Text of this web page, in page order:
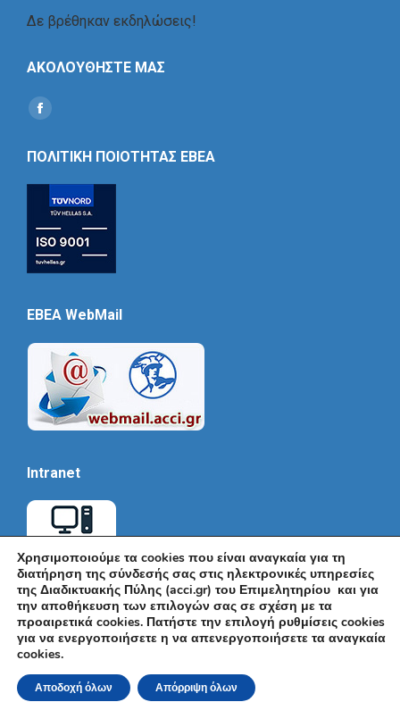
Δε βρέθηκαν εκδηλώσεις!
ΑΚΟΛΟΥΘΗΣΤΕ ΜΑΣ
Find us on:
Social
ΠΟΛΙΤΙΚΗ ΠΟΙΟΤΗΤΑΣ ΕΒΕΑ
EBEA WebMail
Intranet
© Εμπορικό και Βιομηχανικό Επιμελητήριο Αθηνών 2026 |
Ακαδημίας 7, ΤΚ: 10671, Αθήνα, Τηλ: +30 210 3604815, e-mail:
info@acci.gr
Χρησιμοποιούμε τα cookies που είναι αναγκαία για τη
διατήρηση της σύνδεσής σας στις ηλεκτρονικές υπηρεσίες
της Διαδικτυακής Πύλης (acci.gr) του Επιμελητηρίου και για
την αποθήκευση των επιλογών σας σε σχέση με τα
προαιρετικά cookies. Πατήστε την επιλογή ρυθμίσεις cookies
για να ενεργοποιήσετε η να απενεργοποιήσετε τα αναγκαία
cookies.
Αποδοχή όλων Απόρριψη όλων